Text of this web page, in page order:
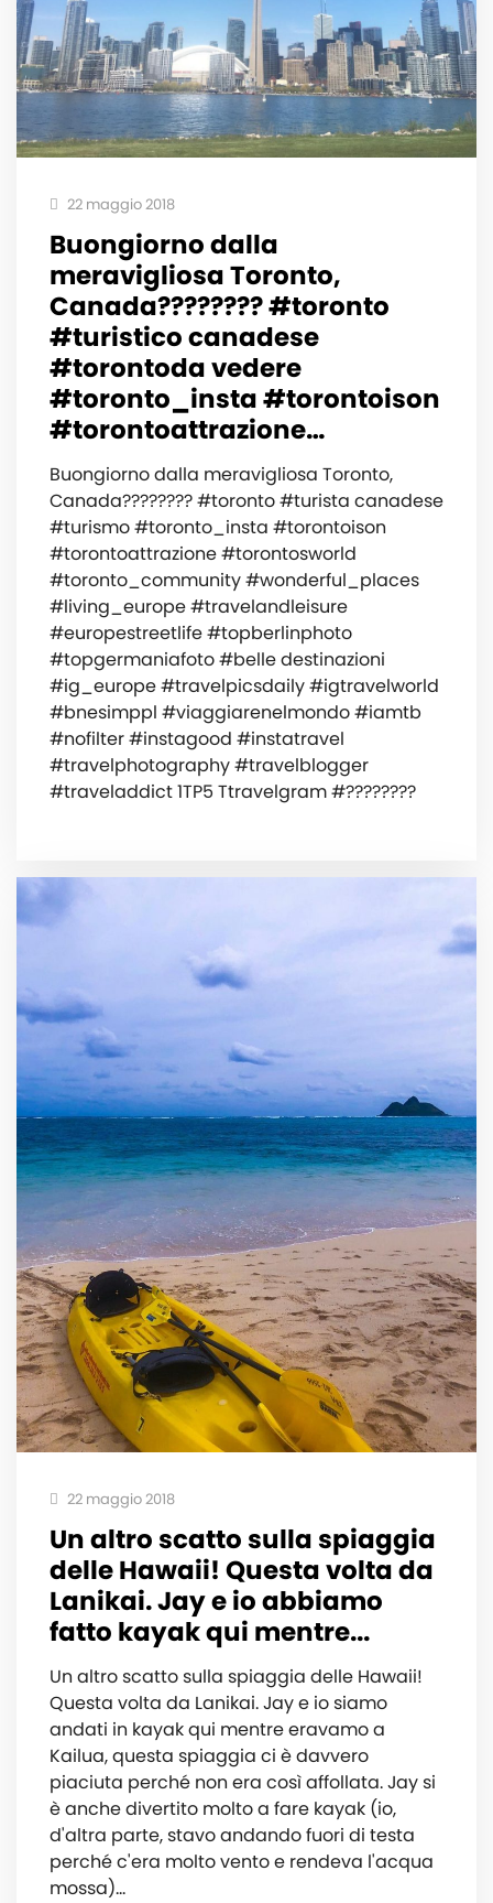
22 maggio 2018
Buongiorno dalla
meravigliosa Toronto,
Canada???????? #toronto
#turistico canadese
#torontoda vedere
#toronto_insta #torontoison
#torontoattrazione…
Buongiorno dalla meravigliosa Toronto,
Canada???????? #toronto #turista canadese
#turismo #toronto_insta #torontoison
#torontoattrazione #torontosworld
#toronto_community #wonderful_places
#living_europe #travelandleisure
#europestreetlife #topberlinphoto
#topgermaniafoto #belle destinazioni
#ig_europe #travelpicsdaily #igtravelworld
#bnesimppl #viaggiarenelmondo #iamtb
#nofilter #instagood #instatravel
#travelphotography #travelblogger
#traveladdict 1TP5 Ttravelgram #????????
22 maggio 2018
Un altro scatto sulla spiaggia
delle Hawaii! Questa volta da
Lanikai. Jay e io abbiamo
fatto kayak qui mentre...
Un altro scatto sulla spiaggia delle Hawaii!
Questa volta da Lanikai. Jay e io siamo
andati in kayak qui mentre eravamo a
Kailua, questa spiaggia ci è davvero
piaciuta perché non era così affollata. Jay si
è anche divertito molto a fare kayak (io,
d'altra parte, stavo andando fuori di testa
perché c'era molto vento e rendeva l'acqua
mossa)…